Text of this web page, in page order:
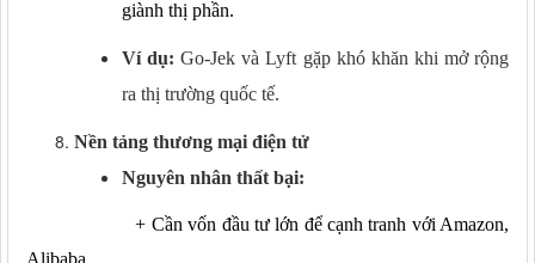
giành thị phần.
Ví dụ: Go-Jek và Lyft gặp khó khăn khi mở rộng
ra thị trường quốc tế.
Nền tảng thương mại điện tử
Nguyên nhân thất bại:
+ Cần vốn đầu tư lớn để cạnh tranh với Amazon,
Alibaba.